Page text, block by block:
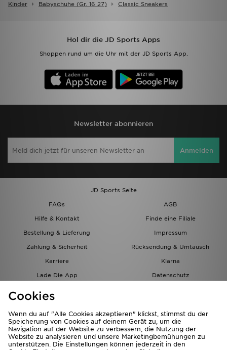
Kinder Babyschuhe (gr. 16 27) Classic Sneakers
Hol dir die JD Sports Apps
Shoppen rund um die Uhr mit der JD Sports App.
Newsletter abonnieren
Anmelden
JD Sports Seite
FAQs
AGB
Hilfe & Kontakt
Finde eine Filiale
Bestellung & Lieferung
Impressum
Zahlung & Sicherheit
Rücksendung & Umtausch
Karriere
Klarna
Lade Die App
Datenschutz
Cookies
Wenn du auf "Alle Cookies akzeptieren" klickst, stimmst du der
Speicherung von Cookies auf deinem Gerät zu, um die
Navigation auf der Website zu verbessern, die Nutzung der
Website zu analysieren und unsere Marketingbemühungen zu
unterstützen. Die Einstellungen können jederzeit in den